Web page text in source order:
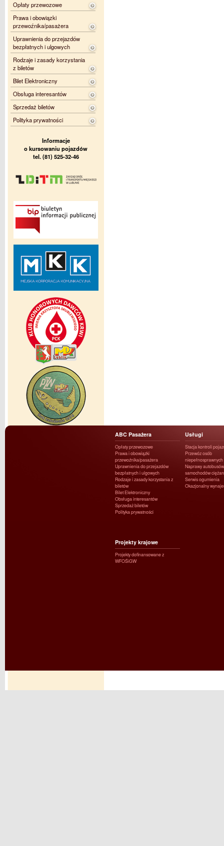
Opłaty przewozowe
Prawa i obowiązki
przewoźnika/pasażera
Uprawnienia do przejazdów
bezpłatnych i ulgowych
Rodzaje i zasady korzystania
z biletów
Bilet Elektroniczny
Obsługa interesantów
Sprzedaż biletów
Polityka prywatności
Informacje
o kursowaniu pojazdów
tel. (81) 525-32-46
ABC Pasażera
Opłaty przewozowe
Prawa i obowiązki
przewoźnika/pasażera
Uprawnienia do przejazdów
bezpłatnych i ulgowych
Rodzaje i zasady korzystania z
biletów
Bilet Elektroniczny
Obsługa interesantów
Sprzedaż biletów
Polityka prywatności
Usługi
Stacja kontroli
Przewóz osób
niepełnosprawnych
Naprawy
samochodów
Serwis ogumienia
Okazjonalny
Projekty krajowe
Projekty dofinansowane z
WFOŚiGW